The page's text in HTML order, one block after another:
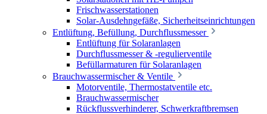
Frischwasserstationen
Solar-Ausdehngefäße, Sicherheitseinrichtungen
Entlüftung, Befüllung, Durchflussmesser
Entlüftung für Solaranlagen
Durchflussmesser & -regulierventile
Befüllarmaturen für Solaranlagen
Brauchwassermischer & Ventile
Motorventile, Thermostatventile etc.
Brauchwassermischer
Rückflussverhinderer, Schwerkraftbremsen